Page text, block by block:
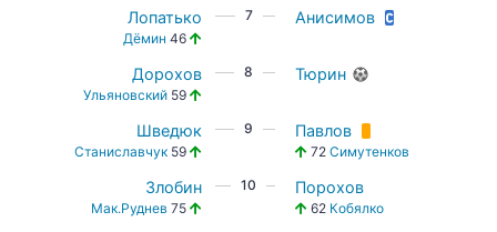
Лопатько
Дёмин 46
7 Анисимов
Дорохов
Ульяновский59
8 Тюрин
Шведюк
Станиславчук59
9 Павлов
72Симутенков
Злобин
Мак.Руднев 75
10 Порохов
62 Кобялко